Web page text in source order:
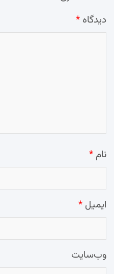
دیدگاه *
نام *
ایمیل *
وب‌سایت